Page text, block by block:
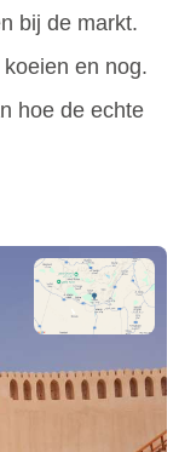
bij de markt.
en nog.
hoe de echte